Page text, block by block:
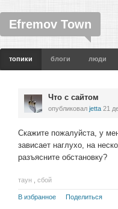
Efremov Town
топики блоги люди
Что с сайтом
опубликовал jetta 21
Скажите пожалуйста, у
зависает наглухо, на
разъясните обстановку?
таун сбой
В избранное Поделиться